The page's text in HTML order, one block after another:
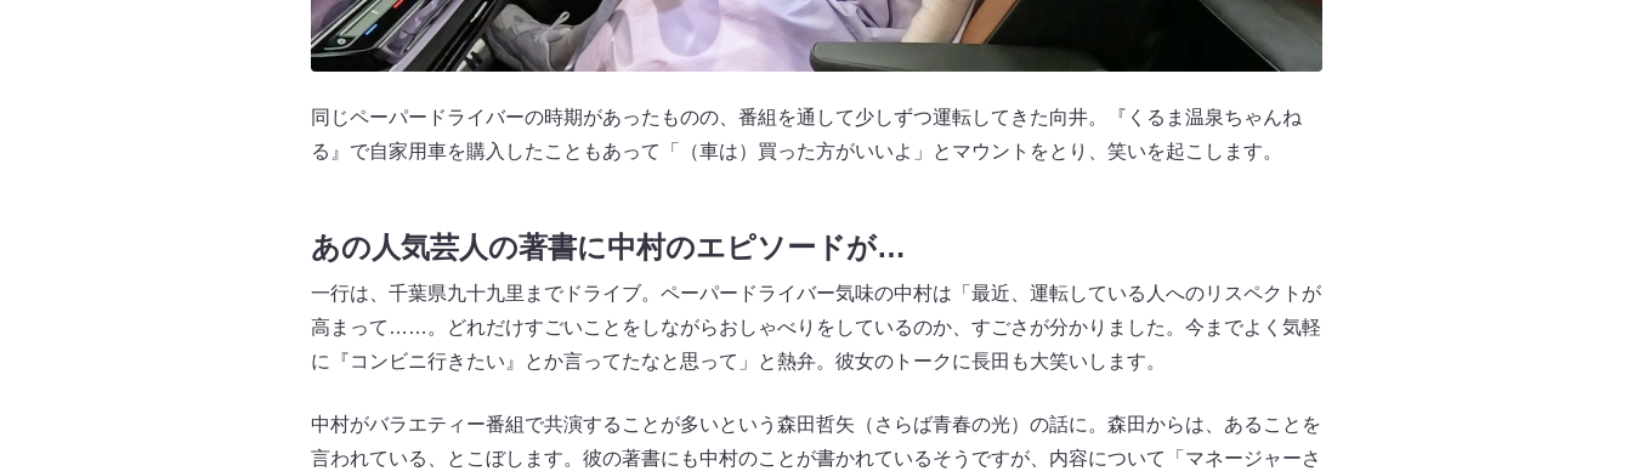
同じペーパードライバーの時期があったものの、番組を通して少しずつ運転してきた向井。『くるま温泉ちゃんね
る』で自家用車を購入したこともあって「（車は）買った方がいいよ」とマウントをとり、笑いを起こします。
あの人気芸人の著書に中村のエピソードが…
一行は、千葉県九十九里までドライブ。ペーパードライバー気味の中村は「最近、運転している人へのリスペクトが
高まって……。どれだけすごいことをしながらおしゃべりをしているのか、すごさが分かりました。今までよく気軽
に『コンビニ行きたい』とか言ってたなと思って」と熱弁。彼女のトークに長田も大笑いします。
中村がバラエティー番組で共演することが多いという森田哲矢（さらば青春の光）の話に。森田からは、あることを
言われている、とこぼします。彼の著書にも中村のことが書かれているそうですが、内容について「マネージャーさ